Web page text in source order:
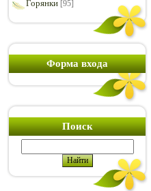
Горянки [95]
Форма входа
Поиск